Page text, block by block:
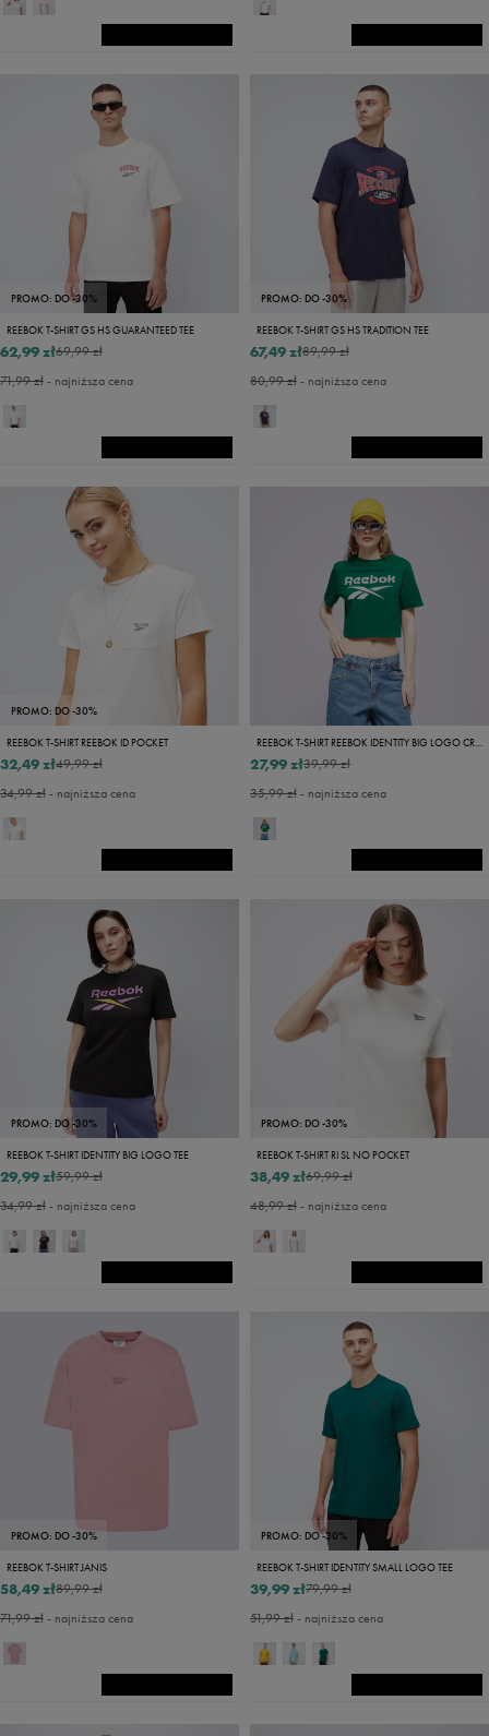
PROMO: DO -30%
REEBOK T-SHIRT GS HS GUARANTEED TEE
69,99 zł
62,99 zł
71,99 zł- najniższa cena
PROMO: DO -30%
REEBOK T-SHIRT GS HS TRADITION TEE
89,99 zł
67,49 zł
80,99 zł- najniższa cena
PROMO: DO -30%
REEBOK T-SHIRT REEBOK ID POCKET
49,99 zł
32,49 zł
34,99 zł- najniższa cena
REEBOK T-SHIRT REEBOK IDENTITY BIG LOGO CROP TEE
39,99 zł
27,99 zł
35,99 zł- najniższa cena
PROMO: DO -30%
REEBOK T-SHIRT IDENTITY BIG LOGO TEE
59,99 zł
29,99 zł
34,99 zł- najniższa cena
PROMO: DO -30%
REEBOK T-SHIRT RI SL NO POCKET
69,99 zł
38,49 zł
48,99 zł- najniższa cena
PROMO: DO -30%
REEBOK T-SHIRT JANIS
89,99 zł
58,49 zł
71,99 zł- najniższa cena
PROMO: DO -30%
REEBOK T-SHIRT IDENTITY SMALL LOGO TEE
79,99 zł
39,99 zł
51,99 zł- najniższa cena